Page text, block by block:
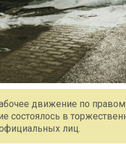
движение по
состоялось в
лиц.